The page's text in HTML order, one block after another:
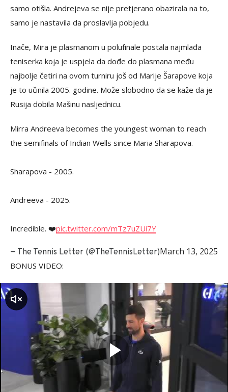
samo otišla. Andrejeva se nije pretjerano obazirala na to,
samo je nastavila da proslavlja pobjedu.
Inače, Mira je plasmanom u polufinale postala najmlađa
teniserka koja je uspjela da dođe do plasmana među
najbolje četiri na ovom turniru još od Marije Šarapove koja
je to učinila 2005. godine. Može slobodno da se kaže da je
Rusija dobila Mašinu nasljednicu.
Mirra Andreeva becomes the youngest woman to reach
the semifinals of Indian Wells since Maria Sharapova.
Sharapova - 2005.
Andreeva - 2025.
Incredible. ❤️pic.twitter.com/mTz7uZUi7Y
— The Tennis Letter (@TheTennisLetter)March 13, 2025
BONUS VIDEO: